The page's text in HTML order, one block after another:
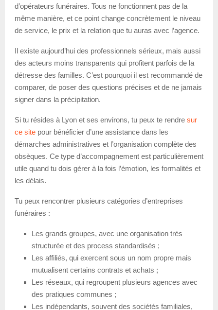
d’opérateurs funéraires. Tous ne fonctionnent pas de la
même manière, et ce point change concrètement le niveau
de service, le prix et la relation que tu auras avec l’agence.
Il existe aujourd’hui des professionnels sérieux, mais aussi
des acteurs moins transparents qui profitent parfois de la
détresse des familles. C’est pourquoi il est recommandé de
comparer, de poser des questions précises et de ne jamais
signer dans la précipitation.
Si tu résides à Lyon et ses environs, tu peux te rendre sur
ce site pour bénéficier d’une assistance dans les
démarches administratives et l’organisation complète des
obsèques. Ce type d’accompagnement est particulièrement
utile quand tu dois gérer à la fois l’émotion, les formalités et
les délais.
Tu peux rencontrer plusieurs catégories d’entreprises
funéraires :
Les grands groupes, avec une organisation très
structurée et des process standardisés ;
Les affiliés, qui exercent sous un nom propre mais
mutualisent certains contrats et achats ;
Les réseaux, qui regroupent plusieurs agences avec
des pratiques communes ;
Les indépendants, souvent des sociétés familiales,